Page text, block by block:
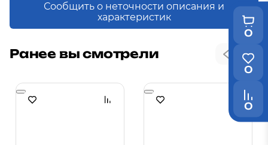
0
0
0
Сообщить о неточности описания и
характеристик
Ранее вы смотрели